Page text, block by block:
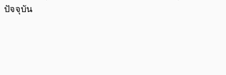
ปัจจุบัน